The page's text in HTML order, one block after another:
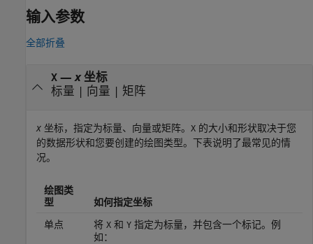
输入参数
全部折叠
X— x坐标
标量 | 向量 | 矩阵
x 坐标，指定为标量、向量或矩阵。 X 的大小和形状取决于您
的数据形状和您要创建的绘图类型。下表说明了最常见的情
况。
绘图类
型
如何指定坐标
单点
将 X和 Y指定为标量，并包含一个标记。例
如：